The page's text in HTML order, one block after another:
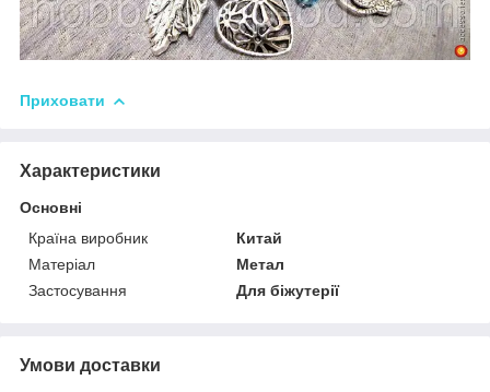
Приховати
Характеристики
Основні
Країна виробник
Китай
Матеріал
Метал
Застосування
Для біжутерії
Умови доставки